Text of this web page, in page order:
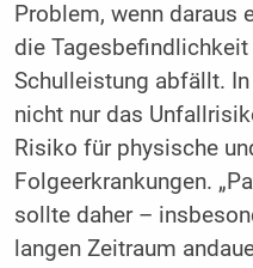
Problem, wenn daraus
die
Schulleistung abfällt.
nicht nur das
Risiko für physische
Folgeerkrankungen.
sollte daher –
langen Zeitraum